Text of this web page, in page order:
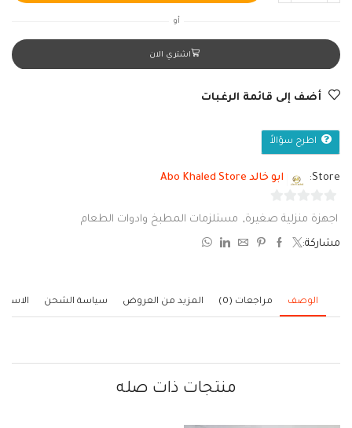
أو
اشتري الان
أضف إلى قائمة الرغبات
اطرح سؤالاً
Store: ابو خالد Abo Khaled Store
اجهزة منزلية صغيرة, مستلزمات المطبخ وادوات الطعام
مشاركة:
الوصف مراجعات (0) المزيد من العروض سياسة الشحن
منتجات ذات صله